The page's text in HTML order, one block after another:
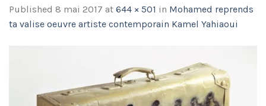
Published 8 mai 2017 at 644 × 501 in Mohamed reprends
ta valise oeuvre artiste contemporain Kamel Yahiaoui